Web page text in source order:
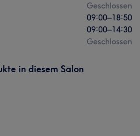
Geschlossen
09:00–18:50
09:00–14:30
Geschlossen
in diesem Salon